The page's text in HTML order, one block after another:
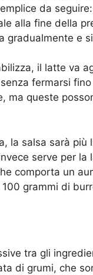
da
alla fine della
gradualmente e
il latte va
fermarsi
ma queste
la salsa sarà
serve per
comporta un
grammi di
tra gli
di grumi, che